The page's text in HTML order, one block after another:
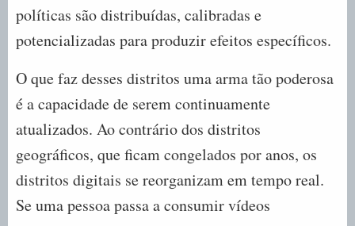
políticas são distribuídas, calibradas e
potencializadas para produzir efeitos específicos.
O que faz desses distritos uma arma tão poderosa
é a capacidade de serem continuamente
atualizados. Ao contrário dos distritos
geográficos, que ficam congelados por anos, os
distritos digitais se reorganizam em tempo real.
Se uma pessoa passa a consumir vídeos